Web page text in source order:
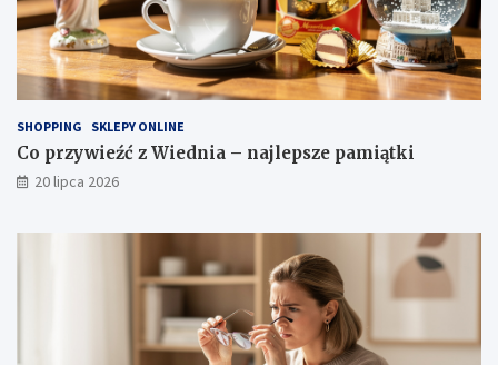
SHOPPING SKLEPY ONLINE
Co przywieźć z Wiednia – najlepsze pamiątki
20 lipca 2026